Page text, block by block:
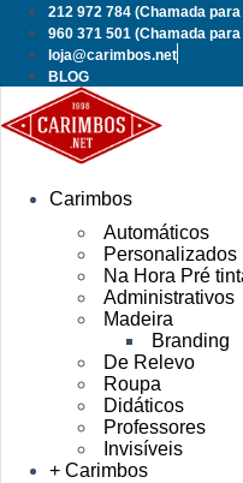
Pular
para
conteúdo
212 972 784 (Chamada
960 371 501 (Chamada
loja@carimbos.net
BLOG
Carimbos
Automáticos
Personalizados
Na Hora Pré
Administrativos
Madeira
Branding
De Relevo
Roupa
Didáticos
Professores
Invisíveis
+ Carimbos